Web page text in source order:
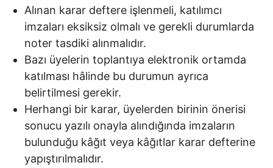
Alınan karar deftere işlenmeli, katılımcı
imzaları eksiksiz olmalı ve gerekli durumlarda
noter tasdiki alınmalıdır.
Bazı üyelerin toplantıya elektronik ortamda
katılması hâlinde bu durumun ayrıca
belirtilmesi gerekir.
Herhangi bir karar, üyelerden birinin önerisi
sonucu yazılı onayla alındığında imzaların
bulunduğu kâğıt veya kâğıtlar karar defterine
yapıştırılmalıdır.